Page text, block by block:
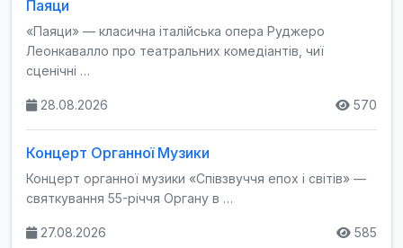
Паяци
«Паяци» — класична італійська опера Руджеро
Леонкавалло про театральних комедіантів, чиї
сценічні …
28.08.2026 570
Концерт Органної Музики
Концерт органної музики «Співзвуччя епох і світів» —
святкування 55-річчя Органу в …
27.08.2026 585